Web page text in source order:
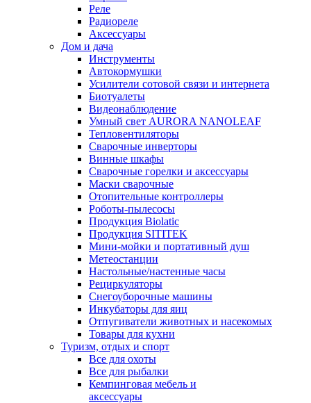
Реле
Радиореле
Аксессуары
Дом и дача
Инструменты
Автокормушки
Усилители сотовой связи и интернета
Биотуалеты
Видеонаблюдение
Умный свет AURORA NANOLEAF
Тепловентиляторы
Сварочные инверторы
Винные шкафы
Сварочные горелки и аксессуары
Маски сварочные
Отопительные контроллеры
Роботы-пылесосы
Продукция Biolatic
Продукция SITITEK
Мини-мойки и портативный душ
Метеостанции
Настольные/настенные часы
Рециркуляторы
Снегоуборочные машины
Инкубаторы для яиц
Отпугиватели животных и насекомых
Товары для кухни
Туризм, отдых и спорт
Все для охоты
Все для рыбалки
Кемпинговая мебель и
аксессуары